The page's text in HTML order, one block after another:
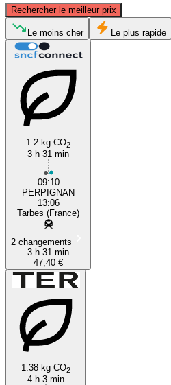
Rechercher le meilleur prix
Le moins cher Le plus rapide
1.2 kg CO2
3 h 31 min
09:10
PERPIGNAN
13:06
Tarbes (France)
2 changements
3 h 31 min
47,40 €
1.38 kg CO2
4 h 3 min